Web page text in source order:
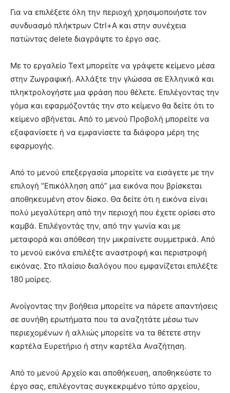
Για να επιλέξετε όλη την περιοχή χρησιμοποιήστε τον
συνδυασμό πλήκτρων Ctrl+A και στην συνέχεια
πατώντας delete διαγράψτε το έργο σας.
Με το εργαλείο Text μπορείτε να γράψετε κείμενο μέσα
στην Ζωγραφική. Αλλάξτε την γλώσσα σε Ελληνικά και
πληκτρολογήστε μια φράση που θέλετε. Επιλέγοντας την
γόμα και εφαρμόζοντάς την στο κείμενο θα δείτε ότι το
κείμενο σβήνεται. Από το μενού Προβολή μπορείτε να
εξαφανίσετε ή να εμφανίσετε τα διάφορα μέρη της
εφαρμογής.
Από το μενού επεξεργασία μπορείτε να εισάγετε με την
επιλογή “Επικόλληση από” μια εικόνα που βρίσκεται
αποθηκευμένη στον δίσκο. Θα δείτε ότι η εικόνα είναι
πολύ μεγαλύτερη από την περιοχή που έχετε ορίσει στο
καμβά. Επιλέγοντάς την, από την γωνία και με
μεταφορά και απόθεση την μικραίνετε συμμετρικά. Από
το μενού εικόνα επιλέξτε αναστροφή και περιστροφή
εικόνας. Στο πλαίσιο διαλόγου που εμφανίζεται επιλέξτε
180 μοίρες.
Ανοίγοντας την βοήθεια μπορείτε να πάρετε απαντήσεις
σε συνήθη ερωτήματα που τα αναζητάτε μέσω των
περιεχομένων ή αλλιώς μπορείτε να τα θέτετε στην
καρτέλα Ευρετήριο ή στην καρτέλα Αναζήτηση.
Από το μενού Αρχείο και αποθήκευση, αποθηκεύστε το
έργο σας, επιλέγοντας συγκεκριμένο τύπο αρχείου,